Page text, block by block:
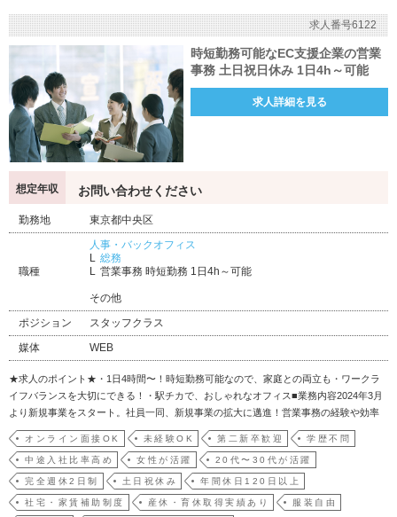
求人番号6122
時短勤務可能なEC支援企業の営業
事務 土日祝日休み 1日4h～可能
求人詳細を見る
想定年収 お問い合わせください
勤務地 東京都中央区
職種
人事・バックオフィス
総務
営業事務 時短勤務 1日4h～可能
その他
ポジション
スタッフクラス
媒体
WEB
★求人のポイント★・1日4時間〜！時短勤務可能なので、家庭との両立も・ワークラ
イフバランスを大切にできる！・駅チカで、おしゃれなオフィス■業務内容2024年3月
より新規事業をスタート。社員一同、新規事業の拡大に邁進！営業事務の経験や効率
化の視点を活かして一緒に働きませんか？・請求書の作成、経費精算、取引先データ
の管理・更新・お客様からのお問い合わせ対応（メール、電話）・スプレッドシート
を使ったデー…
オンライン面接OK 未経験OK 第二新卒歓迎 学歴不問
中途入社比率高め 女性が活躍 20代〜30代が活躍
完全週休2日制 土日祝休み 年間休日120日以上
社宅・家賃補助制度 産休・育休取得実績あり 服装自由